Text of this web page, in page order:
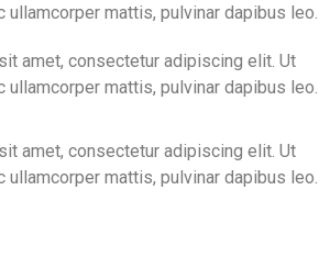
mattis, pulvinar dapibus leo.
amet, consectetur adipiscing elit. Ut
mattis, pulvinar dapibus leo.
amet, consectetur adipiscing elit. Ut
ullamcorper mattis, pulvinar dapibus leo.